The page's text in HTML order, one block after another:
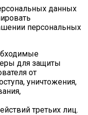
данных
персональных
для защиты
от
уничтожения,
третьих лиц.